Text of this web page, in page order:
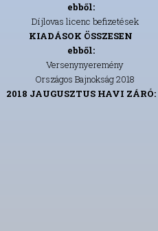
ebből:
Díjlovas licenc befizetések
KIADÁSOK ÖSSZESEN
ebből:
Versenynyeremény
Országos Bajnokság 2018
2018 JAUGUSZTUS HAVI ZÁRÓ: